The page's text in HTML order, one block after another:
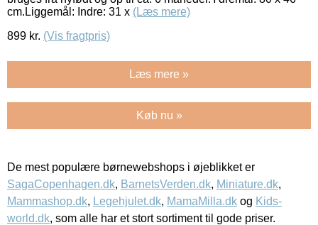
cm.Liggemål: Indre: 31 x (Læs mere)
899 kr. (Vis fragtpris)
Læs mere »
Køb nu »
De mest populære børnewebshops i øjeblikket er
SagaCopenhagen.dk, BarnetsVerden.dk, Miniature.dk,
Mammashop.dk, Legehjulet.dk, MamaMilla.dk og Kids-
world.dk, som alle har et stort sortiment til gode priser.